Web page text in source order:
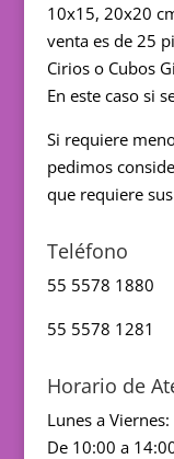
10x15, 20x20
venta es de 25
Cirios o Cubos
En este caso si
Si requiere
pedimos
que requiere
Teléfono
55 5578 1880
55 5578 1281
Horario de
Lunes a Viernes:
De 10:00 a